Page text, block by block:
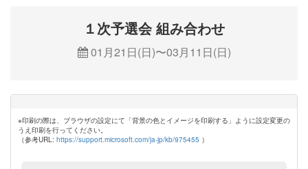
１次予選会 組み合わせ
01月21日(日)〜03月11日(日)
※印刷の際は、ブラウザの設定にて「背景の色とイメージを印刷する」ように設定変更の
うえ印刷を行ってください。
（参考URL: https://support.microsoft.com/ja-jp/kb/975455 ）